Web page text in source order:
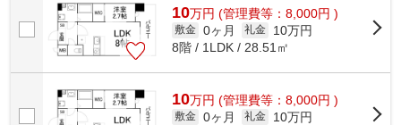
10万円 (管理費等：8,000円 )
敷金 0ヶ月 礼金
10万円
8階 / 1LDK / 28.51㎡
10万円 (管理費等：8,000円 )
敷金 0ヶ月 礼金
10万円